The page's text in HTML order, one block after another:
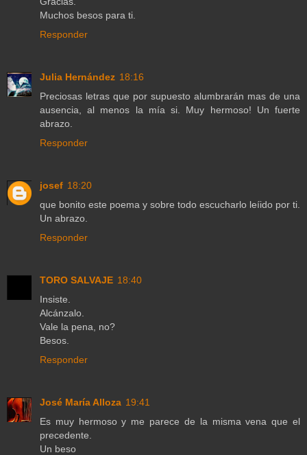
Muchos besos para ti.
Responder
Julia Hernández 18:16
Preciosas letras que por supuesto alumbrarán mas de una
ausencia, al menos la mía si. Muy hermoso! Un fuerte
abrazo.
Responder
josef 18:20
que bonito este poema y sobre todo escucharlo leíido por ti.
Un abrazo.
Responder
TORO SALVAJE 18:40
Insiste.
Alcánzalo.
Vale la pena, no?
Besos.
Responder
José María Alloza 19:41
Es muy hermoso y me parece de la misma vena que el
precedente.
Un beso